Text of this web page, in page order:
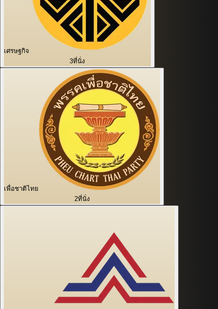
เศรษฐกิจ
3ที่นั่ง
เพื่อชาติไทย
2ที่นั่ง